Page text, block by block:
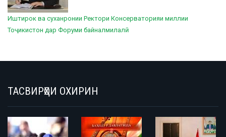
Иштирок ва суханронии Ректори Консерваторияи миллии
Тоҷикистон дар Форуми байналмилалӣ
ТАСВИРҲОИ ОХИРИН